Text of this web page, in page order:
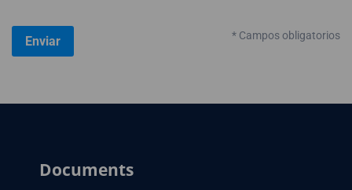
* Campos obligatorios
Documents